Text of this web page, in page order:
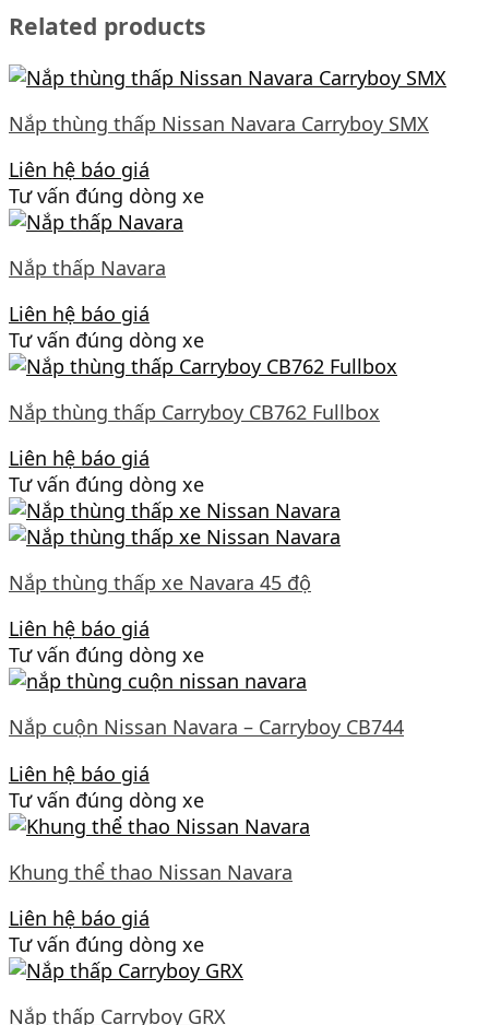
Related products
Nắp thùng thấp Nissan Navara Carryboy SMX
Liên hệ báo giá
Tư vấn đúng dòng xe
Nắp thấp Navara
Liên hệ báo giá
Tư vấn đúng dòng xe
Nắp thùng thấp Carryboy CB762 Fullbox
Liên hệ báo giá
Tư vấn đúng dòng xe
Nắp thùng thấp xe Navara 45 độ
Liên hệ báo giá
Tư vấn đúng dòng xe
Nắp cuộn Nissan Navara – Carryboy CB744
Liên hệ báo giá
Tư vấn đúng dòng xe
Khung thể thao Nissan Navara
Liên hệ báo giá
Tư vấn đúng dòng xe
Nắp thấp Carryboy GRX